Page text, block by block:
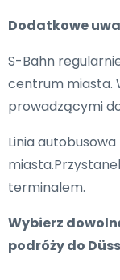
Dodatkowe
S-Bahn
centrum miasta.
prowadzącymi
Linia
terminalem.
Wybierz
podróży do